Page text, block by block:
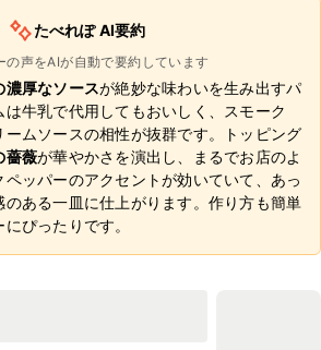
たべれぽ AI要約
の声をAIが自動で要約しています
濃厚なソースが絶妙な味わいを生み出すパ
は牛乳で代用してもおいしく、スモーク
ムソースの相性が抜群です。トッピング
薔薇が華やかさを演出し、まるでお店のよ
ペッパーのアクセントが効いていて、あっ
のある一皿に仕上がります。作り方も簡単
ぴったりです。